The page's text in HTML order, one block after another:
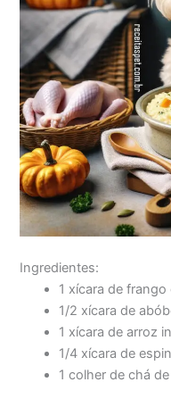
Ingredientes:
1 xícara de
1/2 xícara de
1 xícara de arroz
1/4 xícara de
1 colher de chá